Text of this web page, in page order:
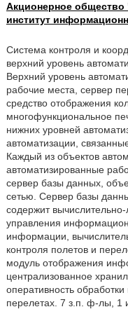
Акционерное общество
институт
Система контроля и
верхний уровень
Верхний уровень
рабочие места, сервер
средство отображения
многофункциональное
нижних уровней
автоматизации,
Каждый из объектов
автоматизированные
сервер базы данных,
сетью. Сервер базы
содержит
управления
информации,
контроля полетов и
модуль отображения
централизованное
оперативность
перелетах. 7 з.п. ф-лы, 1